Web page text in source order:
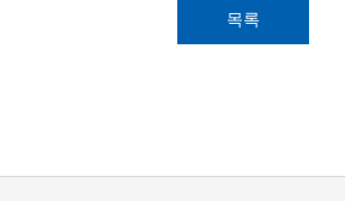
목록